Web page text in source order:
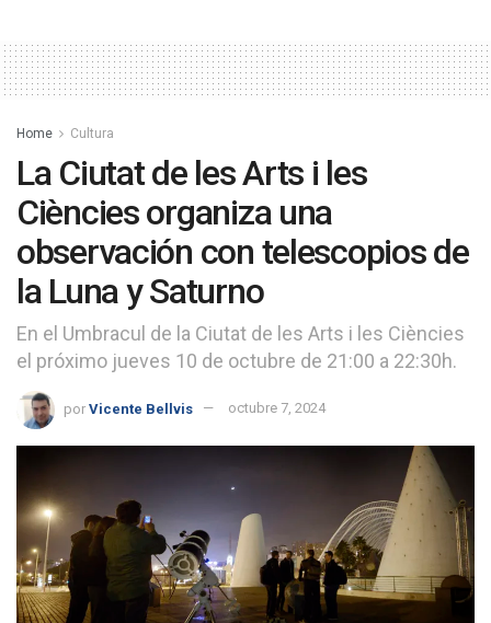
Home Cultura
La Ciutat de les Arts i les
Ciències organiza una
observación con telescopios de
la Luna y Saturno
En el Umbracul de la Ciutat de les Arts i les Ciències
el próximo jueves 10 de octubre de 21:00 a 22:30h.
por Vicente Bellvis octubre 7, 2024